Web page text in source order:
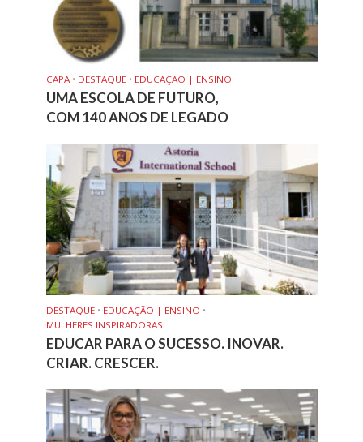
CAPA • DESTAQUE • EDUCAÇÃO | ENSINO
UMA ESCOLA DE FUTURO,
COM 140 ANOS DE LEGADO
DESTAQUE • EDUCAÇÃO | ENSINO •
MULHERES INSPIRADORAS
EDUCAR PARA O SUCESSO. INOVAR.
CRIAR. CRESCER.